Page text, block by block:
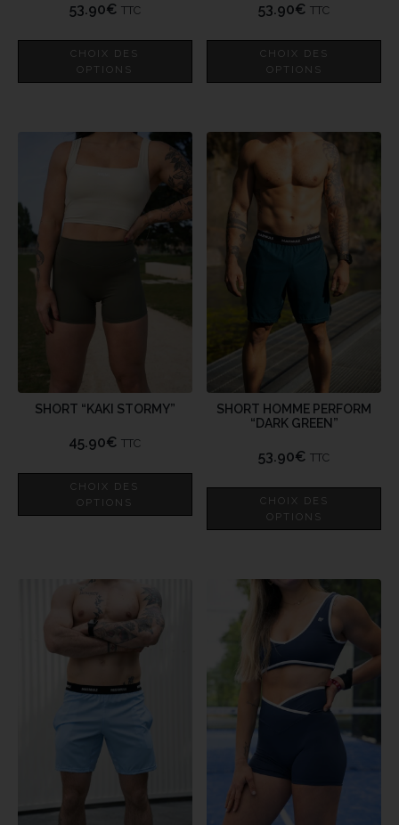
53.90€ TTC
CHOIX DES
OPTIONS
53.90€ TTC
CHOIX DES
OPTIONS
SHORT “KAKI STORMY”
45.90€ TTC
CHOIX DES
OPTIONS
SHORT HOMME PERFORM
“DARK GREEN”
53.90€ TTC
CHOIX DES
OPTIONS